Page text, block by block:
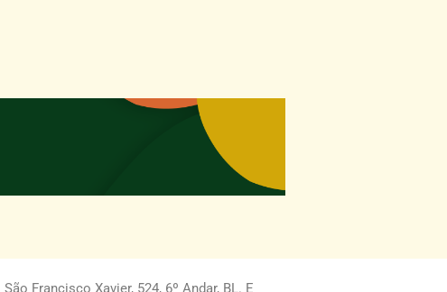
Francisco Xavier, 524, 6º Andar, BL. E